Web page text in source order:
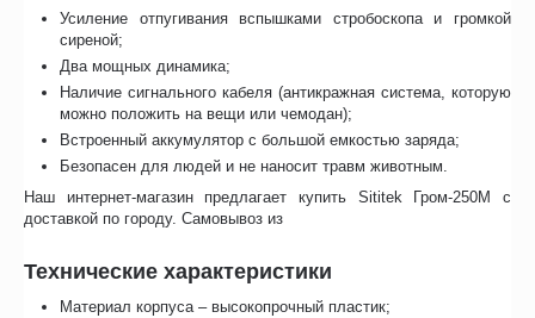
Усиление отпугивания вспышками стробоскопа и громкой
сиреной;
Два мощных динамика;
Наличие сигнального кабеля (антикражная система, которую
можно положить на вещи или чемодан);
Встроенный аккумулятор с большой емкостью заряда;
Безопасен для людей и не наносит травм животным.
Наш интернет-магазин предлагает купить Sititek Гром-250М с
доставкой по городу. Самовывоз из
Технические характеристики
Материал корпуса – высокопрочный пластик;